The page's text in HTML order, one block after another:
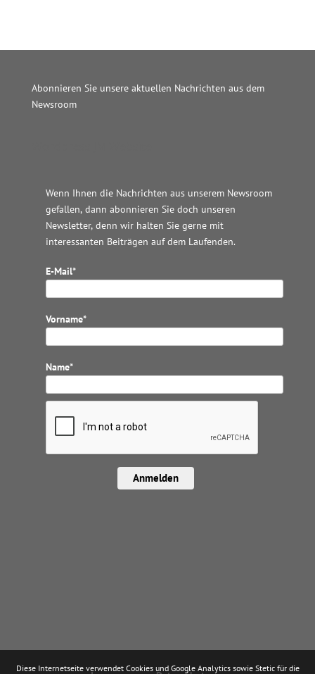
Abonnieren Sie unsere aktuellen Nachrichten aus dem
Newsroom
Wenn Ihnen die Nachrichten aus unserem Newsroom
gefallen, dann abonnieren Sie doch unseren
Newsletter, denn wir halten Sie gerne mit
interessanten Beiträgen auf dem Laufenden.
E-Mail*
Vorname*
Name*
Anmelden
Diese Internetseite verwendet Cookies und Google Analytics sowie Stetic für die